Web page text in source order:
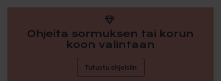
Ohjeita sormuksen tai korun
koon valintaan
Tutustu ohjeisiin